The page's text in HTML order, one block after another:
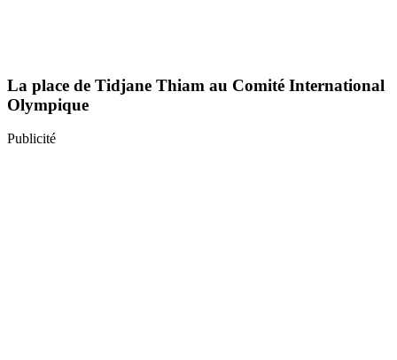
La place de Tidjane Thiam au Comité International
Olympique
Publicité